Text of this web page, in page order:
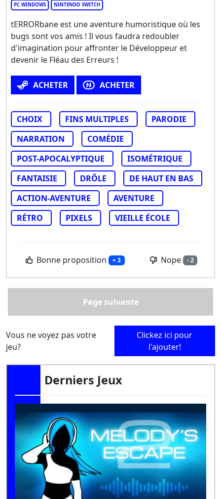
PC WINDOWS NINTENDO SWITCH
tERRORbane est une aventure humoristique où les
bugs sont vos amis ! Il vous faudra redoubler
d'imagination pour affronter le Développeur et
devenir le Fléau des Erreurs !
ACHETER ACHETER
CHOIX FINS MULTIPLES
PARODIE
NARRATION
COMÉDIE
POST-APOCALYPTIQUE
ISOMÉTRIQUE
FANTAISIE
DRÔLE
DE HAUT EN BAS
ACTION-AVENTURE
AVENTURE
RÉTRO
PIXELS VIEILLE ÉCOLE
Bonne proposition + 3 Nope - 2
Page suivante
Vous ne voyez pas votre
jeu?
Clickez ici pour
l'ajouter!
Derniers Jeux